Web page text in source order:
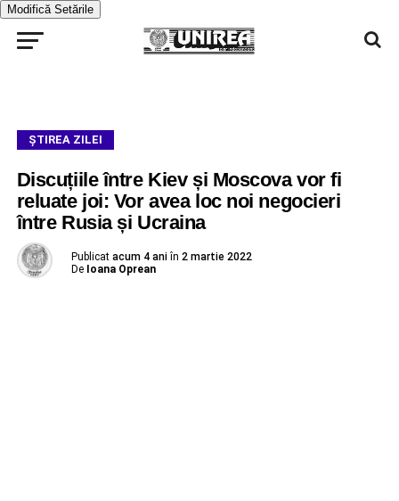
Modifică Setările
ŞTIREA ZILEI
Discuțiile între Kiev și Moscova vor fi
reluate joi: Vor avea loc noi negocieri
între Rusia și Ucraina
Publicat acum 4 ani în 2 martie 2022
De Ioana Oprean